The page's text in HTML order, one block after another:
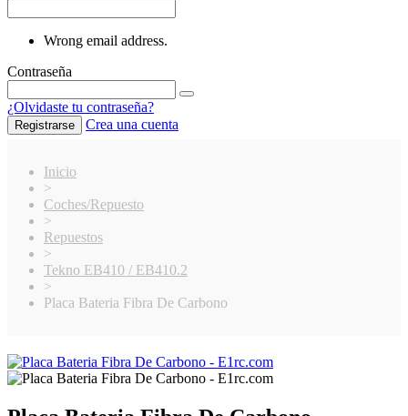
Wrong email address.
Contraseña
¿Olvidaste tu contraseña?
Registrarse Crea una cuenta
Inicio
>
Coches/Repuesto
>
Repuestos
>
Tekno EB410 / EB410.2
>
Placa Bateria Fibra De Carbono